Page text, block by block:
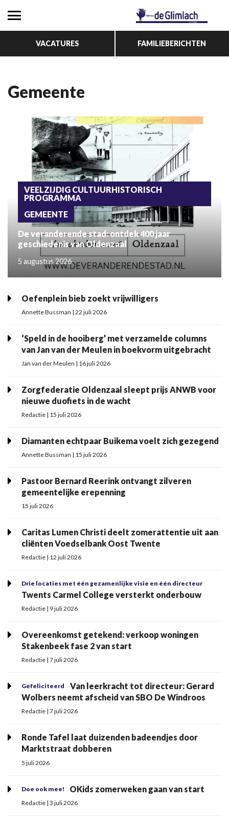
VACATURES FAMILIEBERICHTEN
Gemeente
VEELZIJDIG CULTUURHISTORISCH
PROGRAMMA
GEMEENTE
De veranderende stad: ontdek 400 jaar
geschiedenis van Oldenzaal
5 augustus 2026
Oefenplein bieb zoekt vrijwilligers
Annette Bussman | 22 juli 2026
‘Speld in de hooiberg’ met verzamelde columns
van Jan van der Meulen in boekvorm uitgebracht
Jan van der Meulen | 16 juli 2026
Zorgfederatie Oldenzaal sleept prijs ANWB voor
nieuwe duofiets in de wacht
Redactie | 15 juli 2026
Diamanten echtpaar Buikema voelt zich gezegend
Annette Bussman | 15 juli 2026
Pastoor Bernard Reerink ontvangt zilveren
gemeentelijke erepenning
15 juli 2026
Caritas Lumen Christi deelt zomerattentie uit aan
cliënten Voedselbank Oost Twente
Redactie | 12 juli 2026
Drie locaties met één gezamenlijke visie en één directeur
Twents Carmel College versterkt onderbouw
Redactie | 9 juli 2026
Overeenkomst getekend: verkoop woningen
Stakenbeek fase 2 van start
Redactie | 7 juli 2026
Gefeliciteerd
Van leerkracht tot directeur: Gerard
Wolbers neemt afscheid van SBO De Windroos
Redactie | 7 juli 2026
Ronde Tafel laat duizenden badeendjes door
Marktstraat dobberen
5 juli 2026
Doe ook mee! OKids zomerweken gaan van start
Redactie | 3 juli 2026